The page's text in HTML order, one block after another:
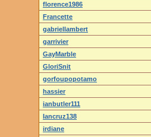
florence1986
Francette
gabriellambert
garrivier
GayMarble
GloriSnit
gorfoupopotamo
hassier
ianbutler111
Iancruz138
irdiane